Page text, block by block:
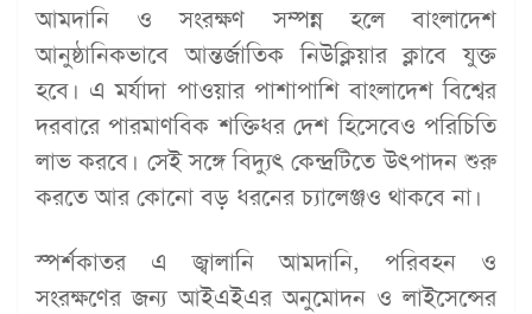
আমদানি ও সংরক্ষণ সম্পন্ন হলে বাংলাদেশ
আনুষ্ঠানিকভাবে আন্তর্জাতিক নিউক্লিয়ার ক্লাবে যুক্ত
হবে। এ মর্যাদা পাওয়ার পাশাপাশি বাংলাদেশ বিশ্বের
দরবারে পারমাণবিক শক্তিধর দেশ হিসেবেও পরিচিতি
লাভ করবে। সেই সঙ্গে বিদ্যুৎ কেন্দ্রটিতে উৎপাদন শুরু
করতে আর কোনো বড় ধরনের চ্যালেঞ্জও থাকবে না।
স্পর্শকাতর এ জ্বালানি আমদানি, পরিবহন ও
সংরক্ষণের জন্য আইএইএর অনুমোদন ও লাইসেন্সের